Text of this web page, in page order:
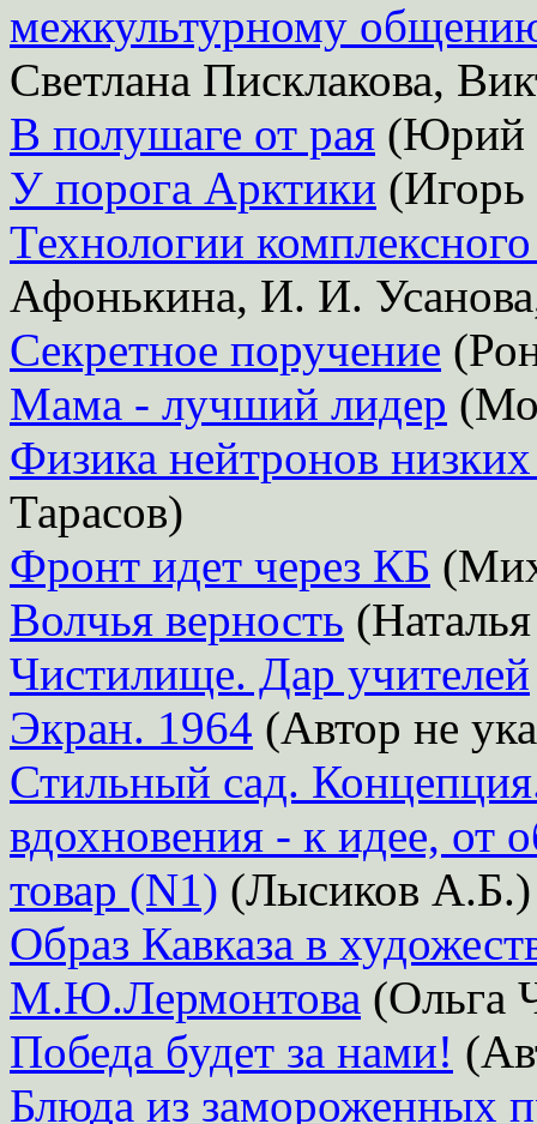
межкультурному
Светлана Писклакова,
В полушаге от рая (Юрий
У порога Арктики
Технологии
Афонькина, И. И.
Секретное поручение
Мама - лучший лидер
Физика нейтронов
Тарасов)
Фронт идет через КБ
Волчья верность
Чистилище. Дар учителей
Экран. 1964 (Автор не
Стильный сад.
вдохновения - к идее, от
товар (N1) (Лысиков А.Б.)
Образ Кавказа в
М.Ю.Лермонтова (Ольга
Победа будет за нами!
Блюда из замороженных